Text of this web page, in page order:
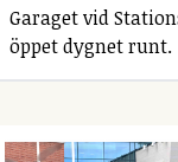
Garaget vid
öppet dygnet runt.